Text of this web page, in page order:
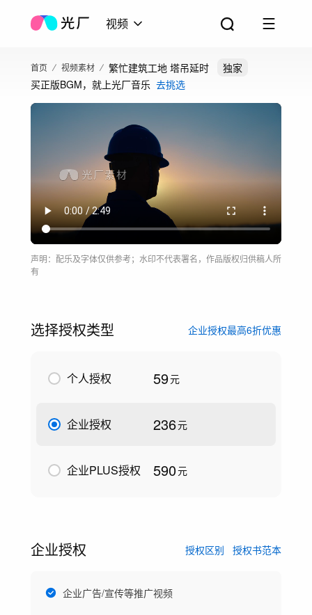
视频
首页 视频素材 繁忙建筑工地 塔吊延时
独家
买正版BGM，就上光厂音乐 去挑选
声明：配乐及字体仅供参考；水印不代表署名，作品版权归供稿人所
有
选择授权类型 企业授权最高6折优惠
个人授权 59元
企业授权 236元
企业PLUS授权 590元
企业授权 授权区别 授权书范本
企业广告/宣传等推广视频